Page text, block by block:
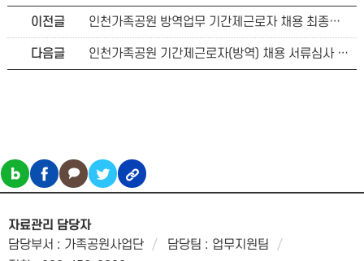
이전글 인천가족공원 방역업무 기간제근로자 채용 최종합격자 공고
다음글 인천가족공원 기간제근로자(방역) 채용 서류심사 합격자 공고 및 면접심사 안내
자료관리 담당자
담당부서 : 가족공원사업단
담당팀 : 업무지원팀